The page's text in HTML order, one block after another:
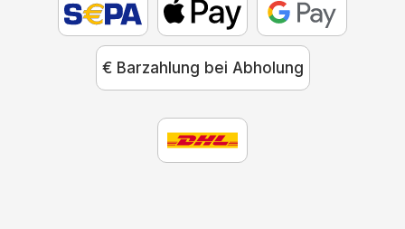
€ Barzahlung bei Abholung